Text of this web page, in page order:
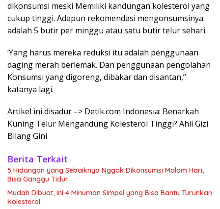
dikonsumsi meski Memiliki kandungan kolesterol yang
cukup tinggi. Adapun rekomendasi mengonsumsinya
adalah 5 butir per minggu atau satu butir telur sehari.
‘Yang harus mereka reduksi itu adalah penggunaan
daging merah berlemak. Dan penggunaan pengolahan
Konsumsi yang digoreng, dibakar dan disantan,”
katanya lagi.
Artikel ini disadur –> Detik.com Indonesia: Benarkah
Kuning Telur Mengandung Kolesterol Tinggi? Ahli Gizi
Bilang Gini
Berita Terkait
5 Hidangan yang Sebaiknya Nggak Dikonsumsi Malam Hari,
Bisa Ganggu Tidur
Mudah Dibuat, Ini 4 Minuman Simpel yang Bisa Bantu Turunkan
Kolesterol